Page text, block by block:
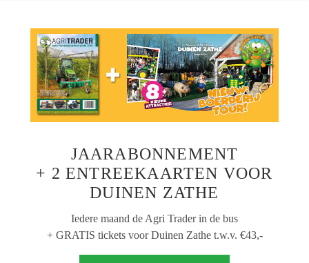
JAARABONNEMENT
+ 2 ENTREEKAARTEN VOOR
DUINEN ZATHE
Iedere maand de Agri Trader in de bus
+ GRATIS tickets voor Duinen Zathe t.w.v. €43,-